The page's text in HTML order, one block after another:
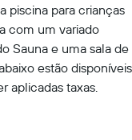
piscina para crianças
com um variado
Sauna e uma sala de
estão disponíveis
aplicadas taxas.